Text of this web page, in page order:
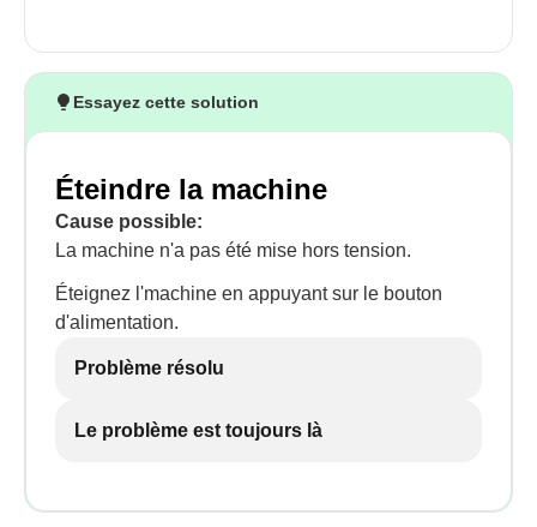
Essayez cette solution
Éteindre la machine
Cause possible:
La machine n'a pas été mise hors tension.
Éteignez l'machine en appuyant sur le bouton
d'alimentation.
Problème résolu
Le problème est toujours là